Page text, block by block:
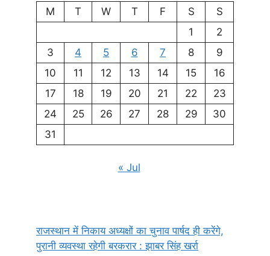
M
T W T F S
S
1
2
3
4 5 6 7 8
9
10
11 12 13 14 15
16
17
18 19 20 21 22
23
24
25 26 27 28 29
30
31
« Jul
राजस्थान में निकाय अध्यक्षों का चुनाव पार्षद ही करेंगे,
पुरानी व्यवस्था रहेगी बरकरार : झाबर सिंह खर्रा